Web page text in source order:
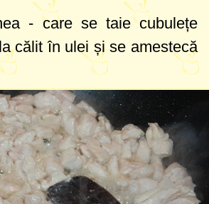
- care se taie cubulețe
călit în ulei și se amestecă